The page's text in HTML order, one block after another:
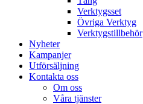
Verktygsset
Övriga Verktyg
Verktygstillbehör
Nyheter
Kampanjer
Utförsäljning
Kontakta oss
Om oss
Våra tjänster